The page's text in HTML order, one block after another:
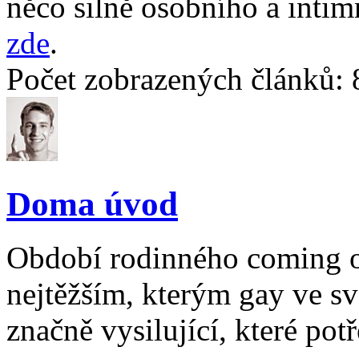
zde.
Počet zobrazených
Doma úvod
Období rodinného coming
nejtěžším, kterým gay ve
značně vysilující, které